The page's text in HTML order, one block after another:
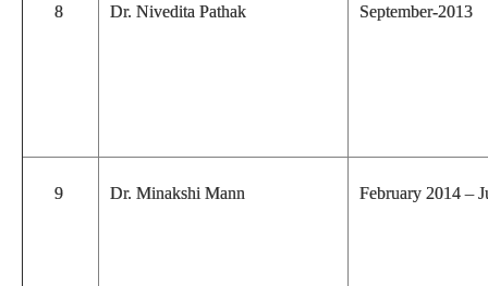
8 Dr. Nivedita Pathak September-2013
9 Dr. Minakshi Mann February 2014 –